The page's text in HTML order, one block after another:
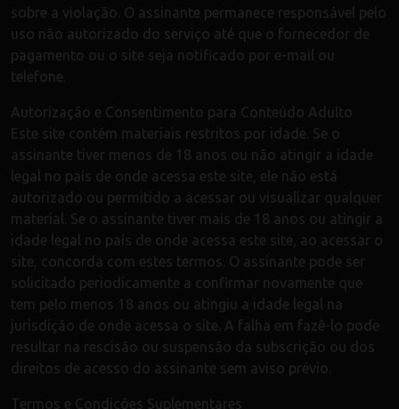
sobre a violação. O assinante permanece responsável pelo
uso não autorizado do serviço até que o fornecedor de
pagamento ou o site seja notificado por e-mail ou
telefone.
Autorização e Consentimento para Conteúdo Adulto
Este site contém materiais restritos por idade. Se o
assinante tiver menos de 18 anos ou não atingir a idade
legal no país de onde acessa este site, ele não está
autorizado ou permitido a acessar ou visualizar qualquer
material. Se o assinante tiver mais de 18 anos ou atingir a
idade legal no país de onde acessa este site, ao acessar o
site, concorda com estes termos. O assinante pode ser
solicitado periodicamente a confirmar novamente que
tem pelo menos 18 anos ou atingiu a idade legal na
jurisdição de onde acessa o site. A falha em fazê-lo pode
resultar na rescisão ou suspensão da subscrição ou dos
direitos de acesso do assinante sem aviso prévio.
Termos e Condições Suplementares